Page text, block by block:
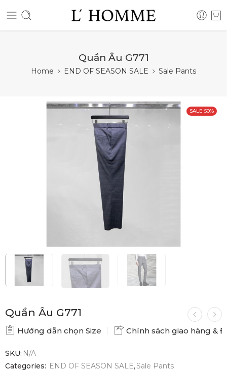
Quần Âu G771
Home END OF SEASON SALE Sale Pants
SALE 50%
Quần Âu G771
Hướng dẫn chọn Size Chính sách giao hàng &
SKU: N/A
Categories: END OF SEASON SALE,Sale Pants